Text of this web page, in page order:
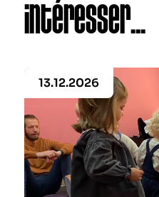
intéresser...
13.12.2026